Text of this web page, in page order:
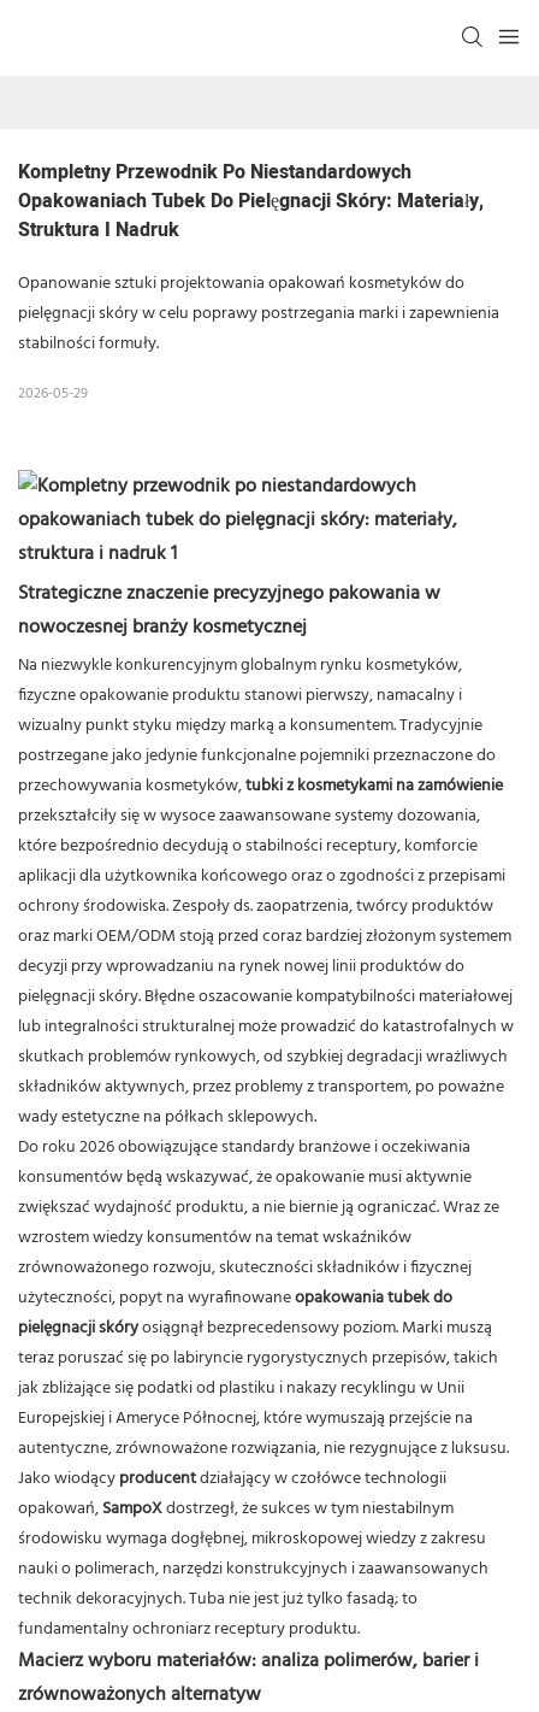
Kompletny Przewodnik Po Niestandardowych
Opakowaniach Tubek Do Pielęgnacji Skóry: Materiały,
Struktura I Nadruk
Opanowanie sztuki projektowania opakowań kosmetyków do
pielęgnacji skóry w celu poprawy postrzegania marki i zapewnienia
stabilności formuły.
2026-05-29
Strategiczne znaczenie precyzyjnego pakowania w
nowoczesnej branży kosmetycznej
Na niezwykle konkurencyjnym globalnym rynku kosmetyków,
fizyczne opakowanie produktu stanowi pierwszy, namacalny i
wizualny punkt styku między marką a konsumentem. Tradycyjnie
postrzegane jako jedynie funkcjonalne pojemniki przeznaczone do
przechowywania kosmetyków,tubki z kosmetykami na zamówienie
przekształciły się w wysoce zaawansowane systemy dozowania,
które bezpośrednio decydują o stabilności receptury, komforcie
aplikacji dla użytkownika końcowego oraz o zgodności z przepisami
ochrony środowiska.Zespoły ds. zaopatrzenia, twórcy produktów
oraz marki OEM/ODM stoją przed coraz bardziej złożonym systemem
decyzji przy wprowadzaniu na rynek nowej linii produktów do
pielęgnacji skóry. Błędne oszacowanie kompatybilności materiałowej
lub integralności strukturalnej może prowadzić do katastrofalnych w
skutkach problemów rynkowych, od szybkiej degradacji wrażliwych
składników aktywnych, przez problemy z transportem, po poważne
wady estetyczne na półkach sklepowych.
Do roku 2026 obowiązujące standardy branżowe i oczekiwania
konsumentów będą wskazywać, że opakowanie musi aktywnie
zwiększać wydajność produktu, a nie biernie ją ograniczać.Wraz ze
wzrostem wiedzy konsumentów na temat wskaźników
zrównoważonego rozwoju, skuteczności składników i fizycznej
użyteczności, popyt na wyrafinowaneopakowania tubek do
pielęgnacji skóryosiągnął bezprecedensowy poziom. Marki muszą
teraz poruszać się po labiryncie rygorystycznych przepisów, takich
jak zbliżające się podatki od plastiku i nakazy recyklingu w Unii
Europejskiej i Ameryce Północnej, które wymuszają przejście na
autentyczne, zrównoważone rozwiązania, nie rezygnujące z luksusu.
Jako wiodącyproducentdziałający w czołówce technologii
opakowań,SampoXdostrzegł, że sukces w tym niestabilnym
środowisku wymaga dogłębnej, mikroskopowej wiedzy z zakresu
nauki o polimerach, narzędzi konstrukcyjnych i zaawansowanych
technik dekoracyjnych. Tuba nie jest już tylko fasadą; to
fundamentalny ochroniarz receptury produktu.
Macierz wyboru materiałów: analiza polimerów, barier i
zrównoważonych alternatyw